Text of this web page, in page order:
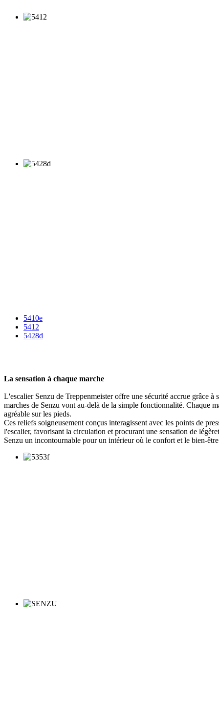
5410e
5412
5428d
La sensation à chaque marche
L'escalier Senzu de Treppenmeister offre une sécurité accrue grâce
marches de Senzu vont au-delà de la simple fonctionnalité. Chaque
agréable sur les pieds.
Ces reliefs soigneusement conçus interagissent avec les points de
l'escalier, favorisant la circulation et procurant une sensation de
Senzu un incontournable pour un intérieur où le confort et le bien-